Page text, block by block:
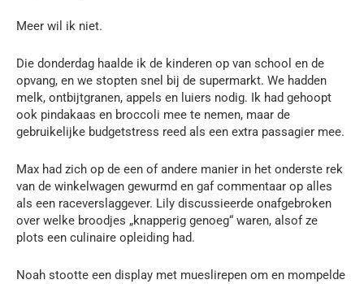
Meer wil ik niet.
Die donderdag haalde ik de kinderen op van school en de
opvang, en we stopten snel bij de supermarkt. We hadden
melk, ontbijtgranen, appels en luiers nodig. Ik had gehoopt
ook pindakaas en broccoli mee te nemen, maar de
gebruikelijke budgetstress reed als een extra passagier mee.
Max had zich op de een of andere manier in het onderste rek
van de winkelwagen gewurmd en gaf commentaar op alles
als een raceverslaggever. Lily discussieerde onafgebroken
over welke broodjes „knapperig genoeg“ waren, alsof ze
plots een culinaire opleiding had.
Noah stootte een display met mueslirepen om en mompelde